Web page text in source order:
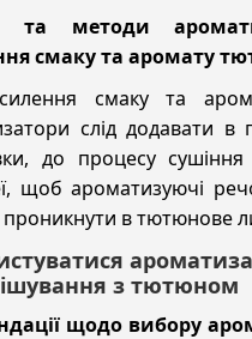
та методи
смаку та аромату
смаку та
слід додавати в
до процесу
щоб ароматизуючі
проникнути в тютюнове
з тютюном
щодо вибору